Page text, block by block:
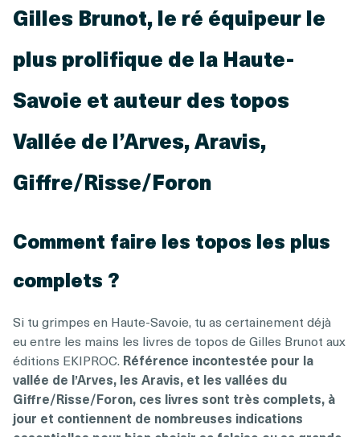
Gilles Brunot, le ré équipeur le
plus prolifique de la Haute-
Savoie et auteur des topos
Vallée de l’Arves, Aravis,
Giffre/Risse/Foron
Comment faire les topos les plus
complets ?
Si tu grimpes en Haute-Savoie, tu as certainement déjà
eu entre les mains les livres de topos de Gilles Brunot aux
éditions EKIPROC. Référence incontestée pour la
vallée de l’Arves, les Aravis, et les vallées du
Giffre/Risse/Foron, ces livres sont très complets, à
jour et contiennent de nombreuses indications